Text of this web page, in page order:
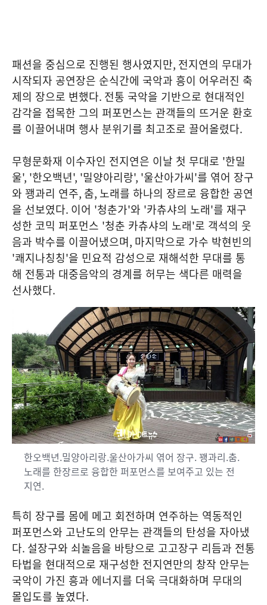
패션을 중심으로 진행된 행사였지만, 전지연의 무대가
시작되자 공연장은 순식간에 국악과 흥이 어우러진 축
제의 장으로 변했다. 전통 국악을 기반으로 현대적인
감각을 접목한 그의 퍼포먼스는 관객들의 뜨거운 환호
를 이끌어내며 행사 분위기를 최고조로 끌어올렸다.
무형문화재 이수자인 전지연은 이날 첫 무대로 '한밀
울', '한오백년', '밀양아리랑', '울산아가씨'를 엮어 장구
와 꽹과리 연주, 춤, 노래를 하나의 장르로 융합한 공연
을 선보였다. 이어 '청춘가'와 '카츄샤의 노래'를 재구
성한 코믹 퍼포먼스 '청춘 카츄샤의 노래'로 객석의 웃
음과 박수를 이끌어냈으며, 마지막으로 가수 박현빈의
'쾌지나칭칭'을 민요적 감성으로 재해석한 무대를 통
해 전통과 대중음악의 경계를 허무는 색다른 매력을
선사했다.
한오백년.밀양아리랑.울산아가씨 엮어 장구. 꽹과리.춤.
노래를 한장르로 융합한 퍼포먼스를 보여주고 있는 전
지연.
특히 장구를 몸에 메고 회전하며 연주하는 역동적인
퍼포먼스와 고난도의 안무는 관객들의 탄성을 자아냈
다. 설장구와 쇠놀음을 바탕으로 고고장구 리듬과 전통
타법을 현대적으로 재구성한 전지연만의 창작 안무는
국악이 가진 흥과 에너지를 더욱 극대화하며 무대의
몰입도를 높였다.